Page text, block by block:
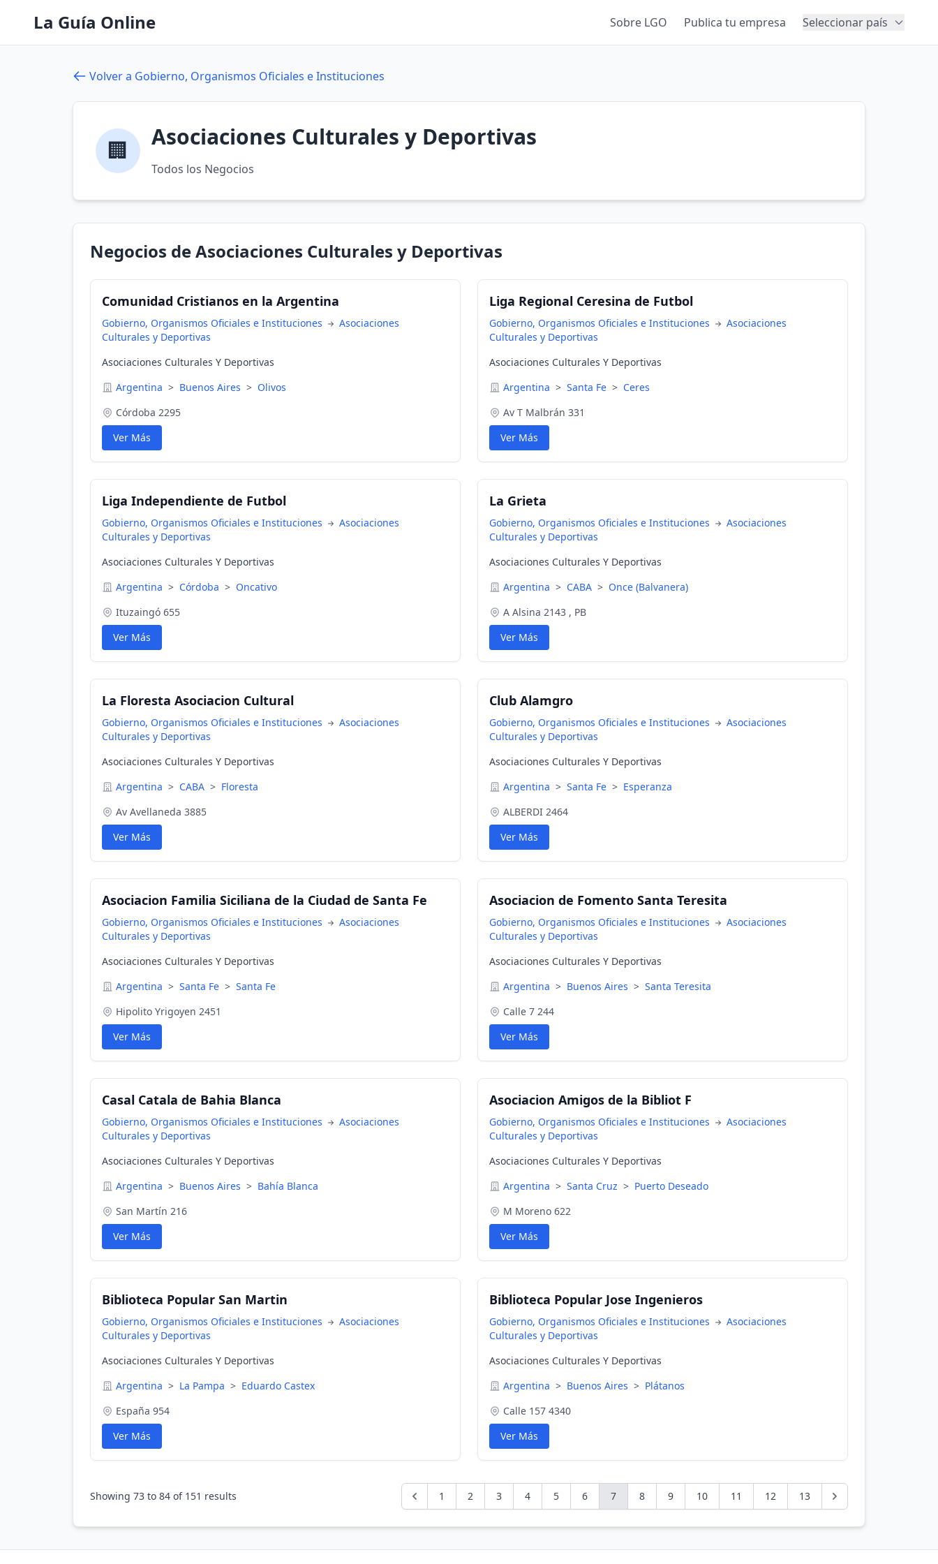
La Guía Online Sobre LGO Publica tu empresa Seleccionar país
Volver a Gobierno, Organismos Oficiales e Instituciones
🏢 Asociaciones Culturales y Deportivas
Todos los Negocios
Negocios de Asociaciones Culturales y Deportivas
Comunidad Cristianos en la Argentina
Gobierno, Organismos Oficiales e Instituciones
Asociaciones
Culturales y Deportivas
Asociaciones Culturales Y Deportivas
Argentina > Buenos Aires > Olivos
Córdoba 2295
Ver Más
Liga Regional Ceresina de Futbol
Gobierno, Organismos Oficiales e Instituciones
Asociaciones
Culturales y Deportivas
Asociaciones Culturales Y Deportivas
Argentina > Santa Fe > Ceres
Av T Malbrán 331
Ver Más
Liga Independiente de Futbol
Gobierno, Organismos Oficiales e Instituciones
Asociaciones
Culturales y Deportivas
Asociaciones Culturales Y Deportivas
Argentina > Córdoba > Oncativo
Ituzaingó 655
Ver Más
La Grieta
Gobierno, Organismos Oficiales e Instituciones
Asociaciones
Culturales y Deportivas
Asociaciones Culturales Y Deportivas
Argentina > CABA > Once (Balvanera)
A Alsina 2143 , PB
Ver Más
La Floresta Asociacion Cultural
Gobierno, Organismos Oficiales e Instituciones
Asociaciones
Culturales y Deportivas
Asociaciones Culturales Y Deportivas
Argentina > CABA > Floresta
Av Avellaneda 3885
Ver Más
Club Alamgro
Gobierno, Organismos Oficiales e Instituciones
Asociaciones
Culturales y Deportivas
Asociaciones Culturales Y Deportivas
Argentina > Santa Fe > Esperanza
ALBERDI 2464
Ver Más
Asociacion Familia Siciliana de la Ciudad de Santa Fe
Gobierno, Organismos Oficiales e Instituciones
Asociaciones
Culturales y Deportivas
Asociaciones Culturales Y Deportivas
Argentina > Santa Fe > Santa Fe
Hipolito Yrigoyen 2451
Ver Más
Asociacion de Fomento Santa Teresita
Gobierno, Organismos Oficiales e Instituciones
Asociaciones
Culturales y Deportivas
Asociaciones Culturales Y Deportivas
Argentina > Buenos Aires > Santa Teresita
Calle 7 244
Ver Más
Casal Catala de Bahia Blanca
Gobierno, Organismos Oficiales e Instituciones
Asociaciones
Culturales y Deportivas
Asociaciones Culturales Y Deportivas
Argentina > Buenos Aires > Bahía Blanca
San Martín 216
Ver Más
Asociacion Amigos de la Bibliot F
Gobierno, Organismos Oficiales e Instituciones
Asociaciones
Culturales y Deportivas
Asociaciones Culturales Y Deportivas
Argentina > Santa Cruz > Puerto Deseado
M Moreno 622
Ver Más
Biblioteca Popular San Martin
Gobierno, Organismos Oficiales e Instituciones
Asociaciones
Culturales y Deportivas
Asociaciones Culturales Y Deportivas
Argentina > La Pampa > Eduardo Castex
España 954
Ver Más
Biblioteca Popular Jose Ingenieros
Gobierno, Organismos Oficiales e Instituciones
Asociaciones
Culturales y Deportivas
Asociaciones Culturales Y Deportivas
Argentina > Buenos Aires > Plátanos
Calle 157 4340
Ver Más
Showing 73 to 84 of 151 results 1 2 3 4 5 6 7 8 9 10 11 12 13